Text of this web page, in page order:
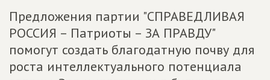
Предложения партии "СПРАВЕДЛИВАЯ
РОССИЯ – Патриоты – ЗА ПРАВДУ"
помогут создать благодатную почву для
роста интеллектуального потенциала